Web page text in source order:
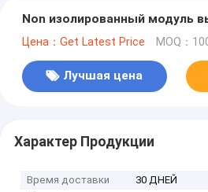
Non изолированный модуль
Цена：Get Latest Price MOQ：
Лучшая цена
Характер Продукции
Время доставки
30 ДНЕЙ